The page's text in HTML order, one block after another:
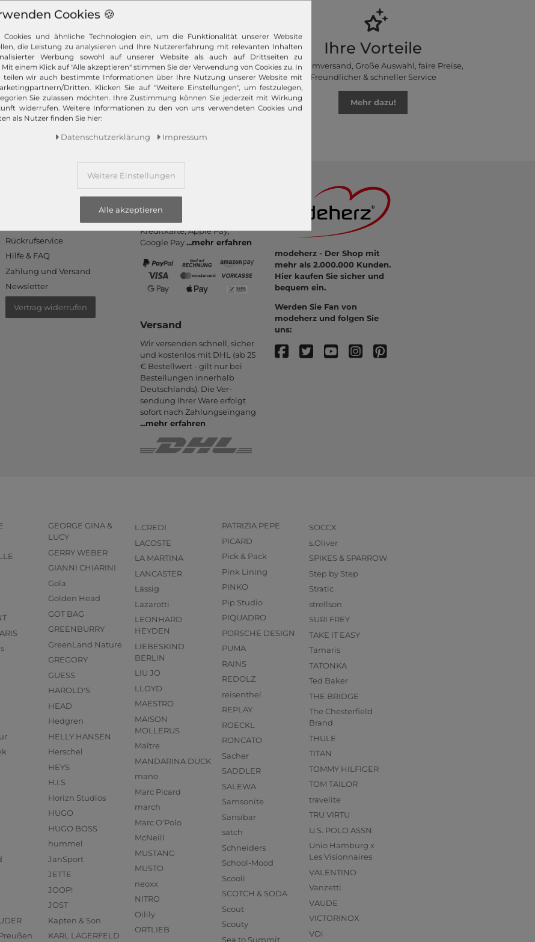
Schneller Versand!
Wir versenden Ihre Bestellung schnell per
Premiumversand.
Mehr dazu!
Ihre Vorteile
Premiumversand, Große Auswahl, faire Preise,
Freundlicher & schneller Service
Mehr dazu!
Informationen
Rückrufservice
Hilfe & FAQ
Zahlung und Versand
Newsletter
Vertrag widerrufen
Zahlungsarten
PayPal, Kauf auf Rechnung,
Kredit­karte, Apple Pay,
Google Pay...mehr erfahren
Versand
Wir versenden schnell, sicher
und kostenlos mit DHL (ab 25
€ Bestell­wert - gilt nur bei
Bestel­lungen inner­halb
Deutsch­lands). Die Ver­
sendung Ihrer Ware er­folgt
sofort nach Zahlungs­eingang
...mehr erfahren
modeherz - Der Shop mit
mehr als 2.000.000 Kunden.
Hier kaufen Sie sicher und
bequem ein.
Werden Sie Fan von
modeherz und folgen Sie
uns:
GEORGE GINA &
LUCY
GERRY WEBER
GIANNI CHIARINI
Gola
Golden Head
GOT BAG
GREENBURRY
GreenLand Nature
GREGORY
GUESS
HAROLD'S
HEAD
Hedgren
HELLY HANSEN
Herschel
HEYS
H.I.S
Horizn Studios
HUGO
HUGO BOSS
hummel
JanSport
JETTE
JOOP!
JOST
Kapten & Son
KARL LAGERFELD
L.CREDI
LACOSTE
LA MARTINA
LANCASTER
Lässig
Lazarotti
LEONHARD
HEYDEN
LIEBESKIND
BERLIN
LIU JO
LLOYD
MAESTRO
MAISON
MOLLERUS
Maître
MANDARINA DUCK
mano
Marc Picard
march
Marc O'Polo
McNeill
MUSTANG
MUSTO
neoxx
NITRO
Oilily
ORTLIEB
PATRIZIA PEPE
PICARD
Pick & Pack
Pink Lining
PINKO
Pip Studio
PIQUADRO
PORSCHE DESIGN
PUMA
RAINS
REDOLZ
reisenthel
REPLAY
ROECKL
RONCATO
Sacher
SADDLER
SALEWA
Samsonite
Sansibar
satch
Schneiders
School-Mood
Scooli
SCOTCH & SODA
Scout
Scouty
Sea to Summit
SOCCX
s.Oliver
SPIKES & SPARROW
Step by Step
Stratic
strellson
SURI FREY
TAKE IT EASY
Tamaris
TATONKA
Ted Baker
THE BRIDGE
The Chesterfield
Brand
THULE
TITAN
TOMMY HILFIGER
TOM TAILOR
travelite
TRU VIRTU
U.S. POLO ASSN.
Unio Hamburg x
Les Visionnaires
VALENTINO
Vanzetti
VAUDE
VICTORINOX
VOi
Cookies 🍪
Cookies und ähnliche Technologien ein, um die Funktionalität unserer Website
die Leistung zu analysieren und Ihre Nutzererfahrung mit relevanten Inhalten
Werbung sowohl auf unserer Website als auch auf Drittseiten zu
Mit einem Klick auf "Alle akzeptieren" stimmen Sie der Verwendung von Cookies zu. In
teilen wir auch bestimmte Informationen über Ihre Nutzung unserer Website mit
Dritten. Klicken Sie auf "Weitere Einstellungen", um festzulegen,
Sie zulassen möchten. Ihre Zustimmung können Sie jederzeit mit Wirkung
widerrufen. Weitere Informationen zu den von uns verwendeten Cookies und
als Nutzer finden Sie hier:
Daten­schutz­erklärung Impressum
Weitere Einstellungen
Alle akzeptieren